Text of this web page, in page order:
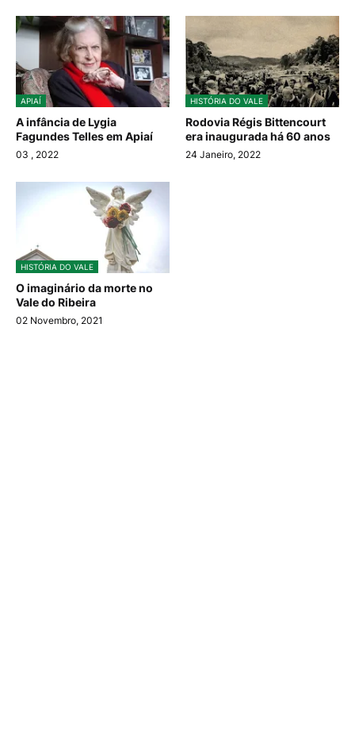
APIAÍ
A infância de Lygia
Fagundes Telles em Apiaí
03 , 2022
HISTÓRIA DO VALE
Rodovia Régis Bittencourt
era inaugurada há 60 anos
24 Janeiro, 2022
HISTÓRIA DO VALE
O imaginário da morte no
Vale do Ribeira
02 Novembro, 2021